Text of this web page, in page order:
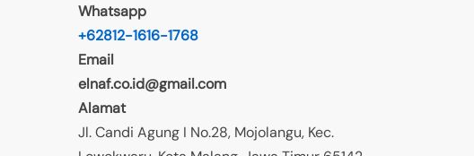
Whatsapp
+62812-1616-1768
Email
elnaf.co.id@gmail.com
Alamat
Jl. Candi Agung I No.28, Mojolangu, Kec.